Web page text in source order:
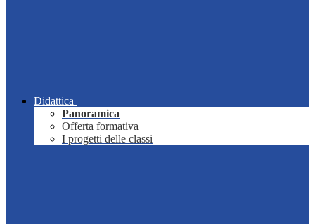
Didattica
Panoramica
Offerta formativa
I progetti delle classi